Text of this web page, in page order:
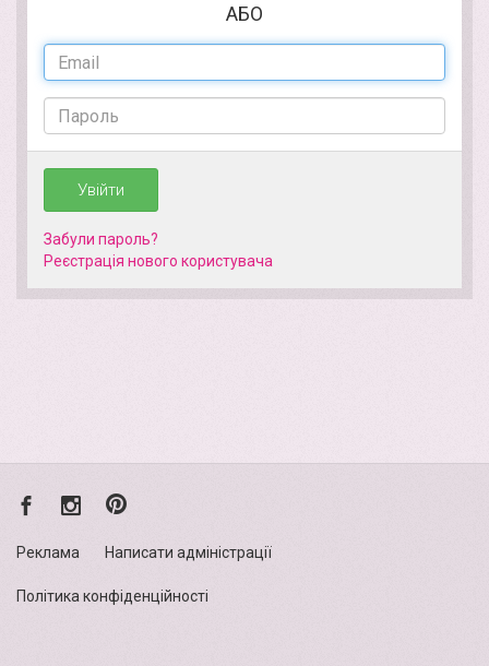
АБО
Увійти
Забули пароль?
Реєстрація нового кориcтувача
Реклама Написати адміністрації
Політика конфіденційності